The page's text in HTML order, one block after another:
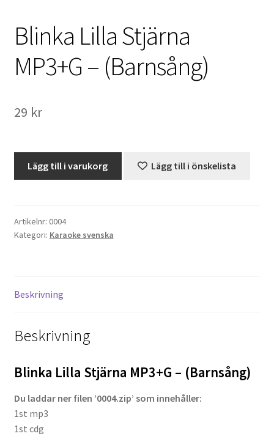
Villkor
Konto
Direktbetalning
Super 8 / Standard 8
Butik
Super 8 and 16mm on demand
Kategorier
Blinka Lilla Stjärna
MP3+G – (Barnsång)
29 kr
–
(Barnsång)
Lägg till i varukorg Lägg till i önskelista
Artikelnr: 0004
Kategori: Karaoke svenska
Beskrivning
Beskrivning
Blinka Lilla Stjärna MP3+G – (Barnsång)
Du laddar ner filen ’0004.zip’ som innehåller:
1st mp3
1st cdg